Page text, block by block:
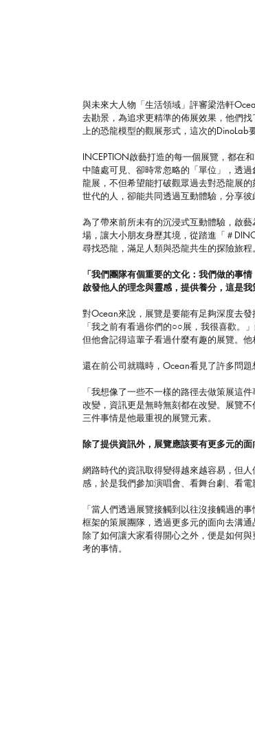
與未來大人物「生活領域」評審梁浩軒
去勘景，為追求更精準的佈展效果，他們
上的恐龍模型的觀展形式，這次的DinoLab
INCEPTION啟藝打造的每一個展覽，都在
中隨處可見、卻時常忽略的「單位」，透
龍展，不但希望能打破觀眾過去對恐龍展
世代的人，卻能共同透過互動體驗，分享彼
為了帶來前所未有的沉浸式互動體驗，啟
場，讓大小朋友身歷其境，從踏進「＃
尋找恐龍，滿足人類與恐龍共生的探險旅程。
「我們團隊有個重要的文化：我們做的事
啟發他人的理念與靈感，提供養分，這是我
對Ocean來說，展覽是要能有足夠深度去
「我之前有看過你們的○○展，我很喜歡。
但他會記得這輩子看過什麼有趣的展覽。
還在前公司就職時，Ocean看見了許多問題
「我想像了一些不一樣的路徑去做策展這
改變，資訊更是無時無刻都在改變。展覽
三件事情是他最重視的展覽元素。
除了提供資訊外，展覽應該要有更多元的面
網路時代的資訊取得變得越來越容易，但
感，於是我們參加演唱會、看舞台劇、看
「當人們透過展覽接觸到以往沒接觸過的
框架的策展團隊，透過更多元的面向去溝
除了如何讓大家看得開心之外，便是如何
考的事情。